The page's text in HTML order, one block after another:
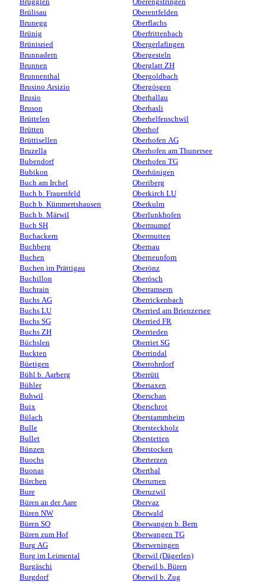
Brülisau
Brunegg
Brünig
Brünisried
Brunnadern
Brunnen
Brunnenthal
Brusino Arsizio
Brusio
Bruson
Brüttelen
Brütten
Brüttisellen
Bruzella
Bubendorf
Bubikon
Buch am Irchel
Buch b. Frauenfeld
Buch b. Kümmertshausen
Buch b. Märwil
Buch SH
Buchackern
Buchberg
Buchen
Buchen im Prättigau
Buchillon
Buchrain
Buchs AG
Buchs LU
Buchs SG
Buchs ZH
Büchslen
Buckten
Büetigen
Bühl b. Aarberg
Bühler
Buhwil
Buix
Bülach
Bulle
Bullet
Bünzen
Buochs
Buonas
Bürchen
Bure
Büren an der Aare
Büren NW
Büren SO
Büren zum Hof
Burg AG
Burg im Leimental
Burgäschi
Burgdorf
Oberentfelden
Oberflachs
Oberfrittenbach
Obergerlafingen
Obergesteln
Oberglatt ZH
Obergoldbach
Obergösgen
Oberhallau
Oberhasli
Oberhelfenschwil
Oberhof
Oberhofen AG
Oberhofen am Thunersee
Oberhofen TG
Oberhünigen
Oberiberg
Oberkirch LU
Oberkulm
Oberlunkhofen
Obermumpf
Obermutten
Obernau
Oberneunforn
Oberönz
Oberösch
Oberramsern
Oberrickenbach
Oberried am Brienzersee
Oberried FR
Oberrieden
Oberriet SG
Oberrindal
Oberrohrdorf
Oberrüti
Obersaxen
Oberschan
Oberschrot
Oberstammheim
Obersteckholz
Oberstetten
Oberstocken
Oberterzen
Oberthal
Oberurnen
Oberuzwil
Obervaz
Oberwald
Oberwangen b. Bern
Oberwangen TG
Oberweningen
Oberwil (Dägerlen)
Oberwil b. Büren
Oberwil b. Zug